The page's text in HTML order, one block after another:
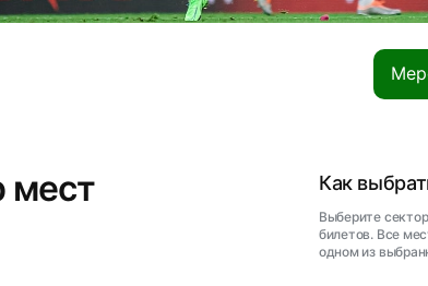
мест Как
Выберите
билетов. Все
одном из